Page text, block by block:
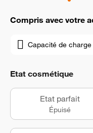
Compris avec votre
Capacité de
Etat cosmétique
Etat parfait
Épuisé